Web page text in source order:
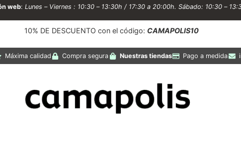
web: Lunes – Viernes : 10:30 – 13:30h / 17:30 a 20:00h. Sábado: 10:30 –
10% DE DESCUENTO con el código: CAMAPOLIS10
Máxima calidad Compra segura Nuestras tiendas Pago a medida